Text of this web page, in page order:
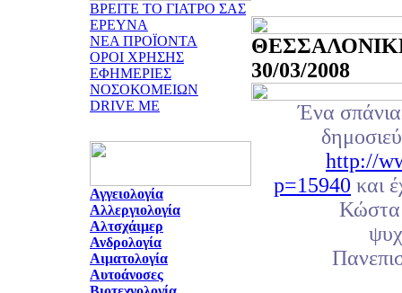
ΒΡΕΙΤΕ ΤΟ ΓΙΑΤΡΟ ΣΑΣ
ΕΡΕΥΝΑ
ΝΕΑ ΠΡΟΪΟΝΤΑ
ΟΡΟΙ ΧΡΗΣΗΣ
ΕΦΗΜΕΡΙΕΣ
ΝΟΣΟΚΟΜΕΙΩΝ
DRIVE ME
Αγγειολογία
Αλλεργιολογία
Αλτσχάιμερ
Ανδρολογία
Αιματολογία
Αυτοάνοσες
30/03/2008
Ένα
http://
p=15940 και
Κώστα